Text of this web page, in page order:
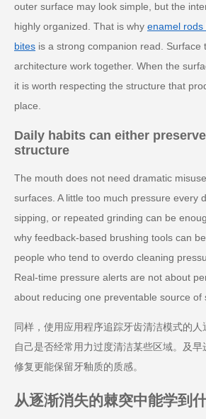
outer surface may look simple, but the
highly organized. That is why enamel rods
bites is a strong companion read. Surface
architecture work together. When the
it is worth respecting the structure that
place.
Daily habits can either
structure
The mouth does not need dramatic
surfaces. A little too much pressure every
sipping, or repeated grinding can be
why feedback-based brushing tools can
people who tend to overdo cleaning
Real-time pressure alerts are not about
about reducing one preventable source of
同样，使用应用程序追踪牙齿清洁模式的人
自己是否经常用力过度清洁某些区域。及
修复更能保留牙釉质的质感。
从逐渐消失的棘突中能学到